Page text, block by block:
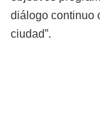
diálogo continuo
ciudad”.